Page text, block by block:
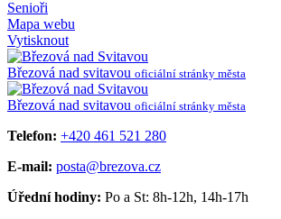
Senioři
Mapa webu
Vytisknout
Březová nad svitavou oficiální stránky města
Březová nad svitavou oficiální stránky města
Telefon: +420 461 521 280
E-mail: posta@brezova.cz
Úřední hodiny: Po a St: 8h-12h, 14h-17h